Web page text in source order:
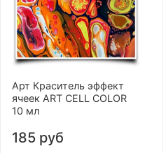
Арт Краситель эффект
ячеек ART CELL COLOR
10 мл
185 руб